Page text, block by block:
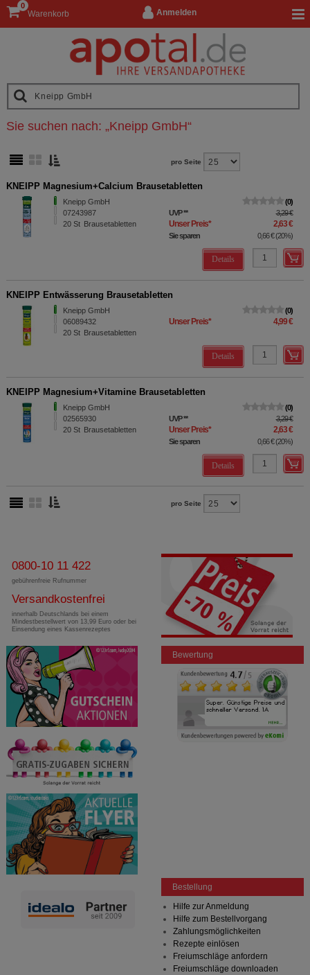
Anmelden
Warenkorb
0
Sie suchen nach: „Kneipp GmbH“
pro Seite
KNEIPP Magnesium+Calcium Brausetabletten
Kneipp GmbH
07243987
20 St Brausetabletten
0
UVP** 3,29 €
Unser Preis* 2,63 €
Sie sparen 0,66 €(20%)
Details
KNEIPP Entwässerung Brausetabletten
Kneipp GmbH
06089432
20 St Brausetabletten
0
Unser Preis* 4,99 €
Details
KNEIPP Magnesium+Vitamine Brausetabletten
Kneipp GmbH
02565930
20 St Brausetabletten
0
UVP** 3,29 €
Unser Preis* 2,63 €
Sie sparen 0,66 €(20%)
Details
pro Seite
0800-10 11 422
gebührenfreie Rufnummer
Versandkostenfrei
innerhalb Deutschlands bei einem
Mindestbestellwert von 13,99 Euro oder bei
Einsendung eines Kassenrezeptes
Bewertung
Bestellung
Hilfe zur Anmeldung
Hilfe zum Bestellvorgang
Zahlungsmöglichkeiten
Rezepte einlösen
Freiumschläge anfordern
Freiumschläge downloaden